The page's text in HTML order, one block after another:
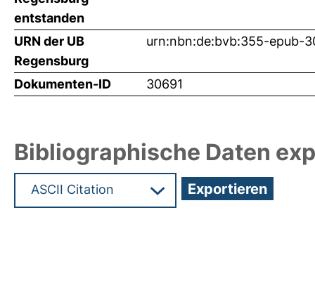
entstanden
URN der UB
Regensburg
urn:nbn:de:bvb:355-epub-
Dokumenten-ID 30691
Bibliographische Daten